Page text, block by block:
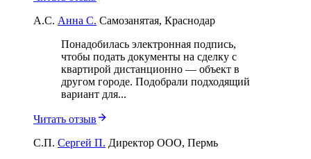
А.С. Анна С. Самозанятая, Краснодар
Понадобилась электронная подпись,
чтобы подать документы на сделку с
квартирой дистанционно — объект в
другом городе. Подобрали подходящий
вариант для...
Читать отзыв
С.П. Сергей П. Директор ООО, Пермь